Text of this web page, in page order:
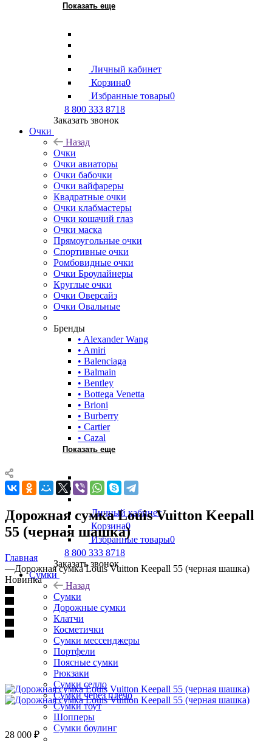
Показать еще
Личный кабинет
Корзина0
Избранные товары0
8 800 333 8718
Заказать звонок
Очки
Назад
Очки
Очки авиаторы
Очки бабочки
Очки вайфареры
Квадратные очки
Очки клабмастеры
Очки кошачий глаз
Очки маска
Прямоугольные очки
Спортивные очки
Ромбовидные очки
Очки Броулайнеры
Круглые очки
Очки Оверсайз
Очки Овальные
Бренды
• Alexander Wang
• Amiri
• Balenciaga
• Balmain
• Bentley
• Bottega Venetta
• Brioni
• Burberry
• Cartier
• Cazal
Показать еще
Личный кабинет
Корзина0
Избранные товары0
8 800 333 8718
Заказать звонок
Сумки
Назад
Сумки
Дорожные сумки
Клатчи
Косметички
Сумки мессенджеры
Портфели
Поясные сумки
Рюкзаки
Сумки седло
Сумки через плечо
Сумки тоут
Шопперы
Сумки боулинг
Дорожная сумка Louis Vuitton Keepall
55 (черная шашка)
Главная
—Дорожная сумка Louis Vuitton Keepall 55 (черная шашка)
Новинка
28 000 ₽